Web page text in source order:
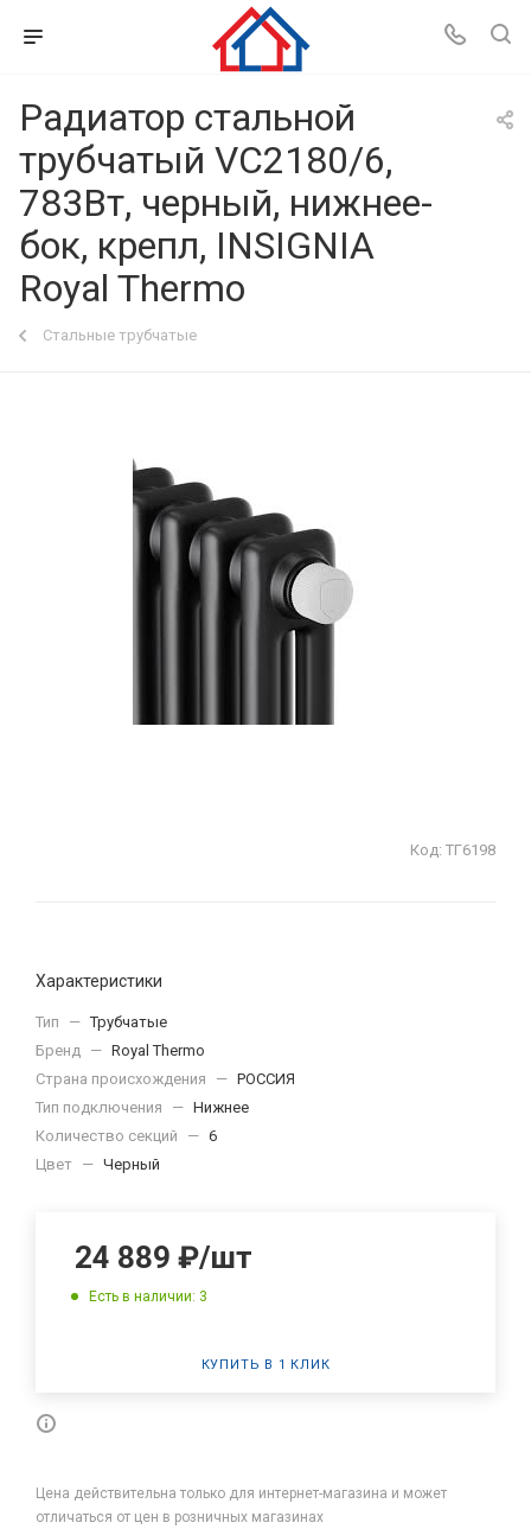
Радиатор стальной
трубчатый VC2180/6,
783Вт, черный, нижнее-
бок, крепл, INSIGNIA
Royal Thermo
Стальные трубчатые
Код: ТГ6198
Характеристики
Тип — Трубчатые
Бренд — Royal Thermo
Страна происхождения
— РОССИЯ
Тип подключения
— Нижнее
Количество секций
— 6
Цвет — Черный
24 889 ₽/шт
Есть в наличии: 3
КУПИТЬ В 1 КЛИК
Цена действительна только для интернет-магазина и может
отличаться от цен в розничных магазинах